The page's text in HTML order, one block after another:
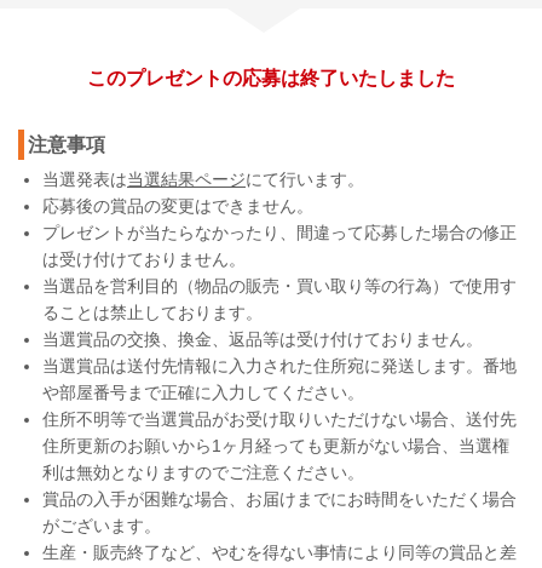
このプレゼントの応募は終了いたしました
注意事項
当選発表は当選結果ページにて行います。
応募後の賞品の変更はできません。
プレゼントが当たらなかったり、間違って応募した場合の修正
は受け付けておりません。
当選品を営利目的（物品の販売・買い取り等の行為）で使用す
ることは禁止しております。
当選賞品の交換、換金、返品等は受け付けておりません。
当選賞品は送付先情報に入力された住所宛に発送します。番地
や部屋番号まで正確に入力してください。
住所不明等で当選賞品がお受け取りいただけない場合、送付先
住所更新のお願いから1ヶ月経っても更新がない場合、当選権
利は無効となりますのでご注意ください。
賞品の入手が困難な場合、お届けまでにお時間をいただく場合
がございます。
生産・販売終了など、やむを得ない事情により同等の賞品と差